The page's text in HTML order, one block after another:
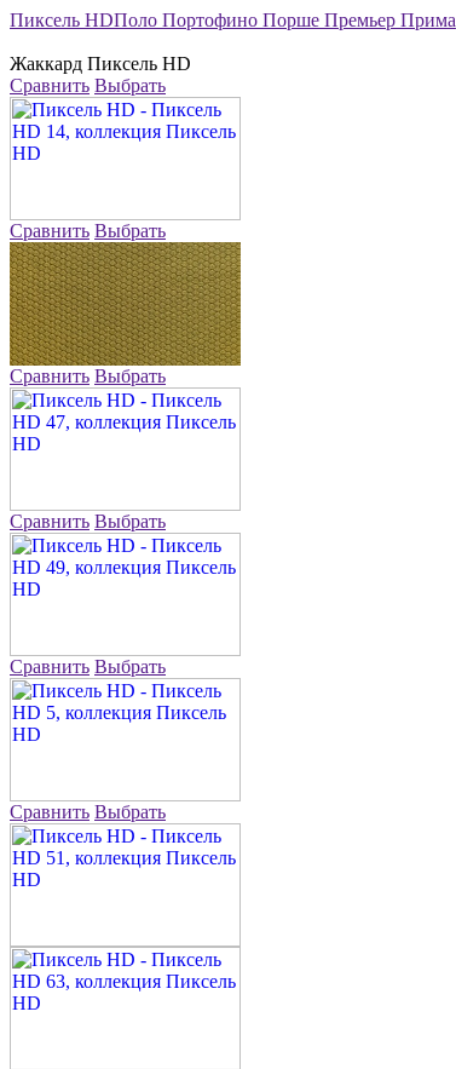
Пиксель HDПоло Портофино Порше Премьер Прима
Жаккард Пиксель HD
Сравнить Выбрать
Сравнить Выбрать
Сравнить Выбрать
Сравнить Выбрать
Сравнить Выбрать
Сравнить Выбрать